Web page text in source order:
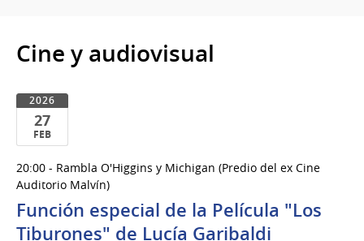
Cine y audiovisual
2026
27
FEB
de
Feb
del
2026
20:00 - Rambla O'Higgins y Michigan (Predio del ex Cine
Auditorio Malvín)
Función especial de la Película "Los
Tiburones" de Lucía Garibaldi